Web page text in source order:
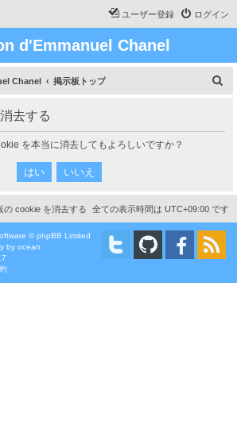
ログイン
ユーザー登録
d'Emmanuel Chanel
Chanel 掲示板トップ
去する
を本当に消去してもよろしいですか？
全ての表示時間は UTC+09:00 です
の cookie を消去する
© phpBB Limited
by ocean